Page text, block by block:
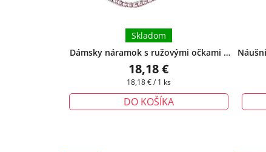
Dámsky náramok s ružovými očkami z
chirurgickej ocele
Skladom
18,18 €
Jednotková
cena:
18,18 € / 1 ks
DO KOŠÍKA